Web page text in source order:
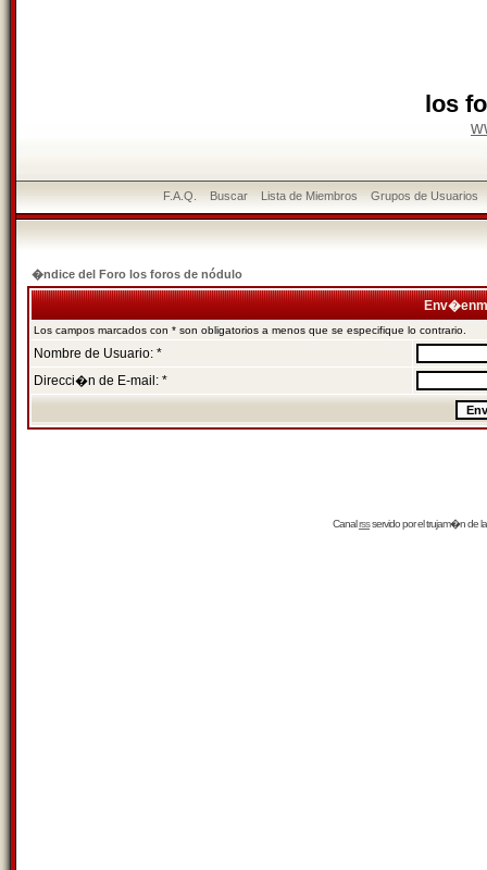
los
F.A.Q. Buscar Lista de Miembros Grupos de Usuarios
�ndice del Foro los foros de nódulo
Los campos marcados con * son obligatorios a menos que se especifique lo contrario.
Nombre de Usuario: *
Direcci�n de E-mail: *
Canalrssservido por eltrujam�nde